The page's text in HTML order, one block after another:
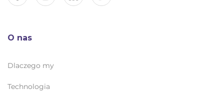
O nas
Dlaczego my
Technologia